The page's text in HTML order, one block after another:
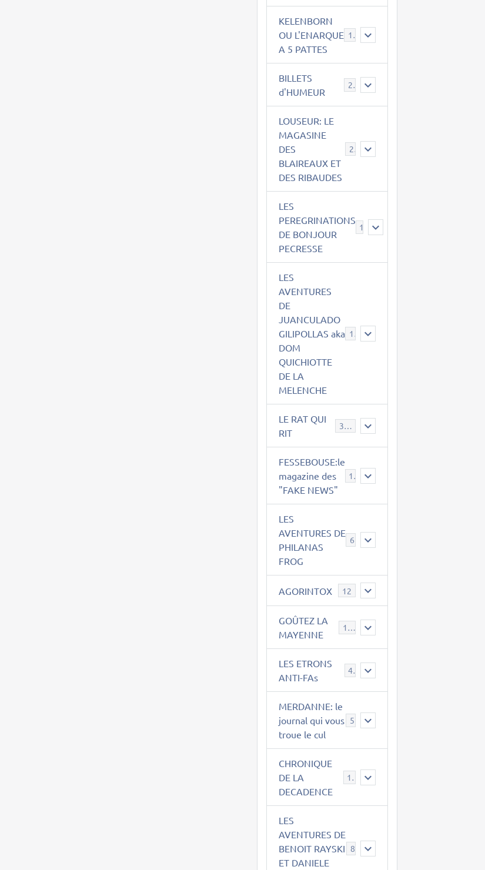
KELENBORN
OU L'ENARQUE
A 5 PATTES
14
BILLETS
d'HUMEUR
2
LOUSEUR: LE
MAGASINE
DES
BLAIREAUX ET
DES RIBAUDES
21
LES
PEREGRINATIONS
DE BONJOUR
PECRESSE
14
LES
AVENTURES
DE
JUANCULADO
GILIPOLLAS aka
DOM
QUICHIOTTE
DE LA
MELENCHE
119
LE RAT QUI
RIT
395
FESSEBOUSE:le
magazine des
"FAKE NEWS"
19
LES
AVENTURES DE
PHILANAS
FROG
AGORINTOX 12
GOÛTEZ LA
MAYENNE
189
LES ETRONS
ANTI-FAs
4
MERDANNE: le
journal qui vous
troue le cul
CHRONIQUE
DE LA
DECADENCE
12
LES
AVENTURES DE
BENOIT RAYSKI
ET DANIELE